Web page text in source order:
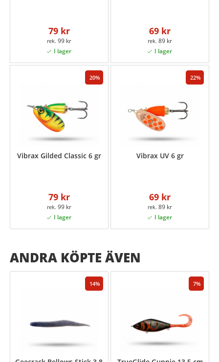
79 kr
99 kr
69 kr
89 kr
20
Vibrax Gilded Classic 6 gr
79 kr
99 kr
22
Vibrax UV 6 gr
69 kr
89 kr
ANDRA KÖPTE ÄVEN
14 7